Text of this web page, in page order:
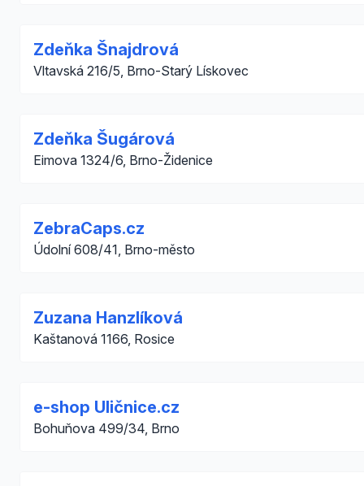
Zdeňka Šnajdrová
Vltavská 216/5, Brno-Starý Lískovec
Zdeňka Šugárová
Eimova 1324/6, Brno-Židenice
ZebraCaps.cz
Údolní 608/41, Brno-město
Zuzana Hanzlíková
Kaštanová 1166, Rosice
e-shop Uličnice.cz
Bohuňova 499/34, Brno